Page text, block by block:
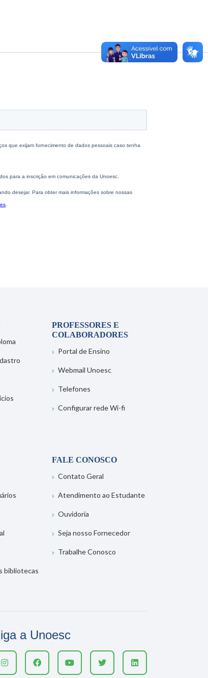
PROFESSORES E
COLABORADORES
Portal de Ensino
Webmail Unoesc
Telefones
Configurar rede Wi-fi
bibliotecas
FALE CONOSCO
Contato Geral
Atendimento ao Estudante
Ouvidoria
Seja nosso Fornecedor
Trabalhe Conosco
a Unoesc